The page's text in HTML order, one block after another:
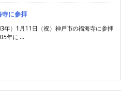
寺に参拝
年）1月11日（祝）神戸市の福海寺に参拝
年に ...